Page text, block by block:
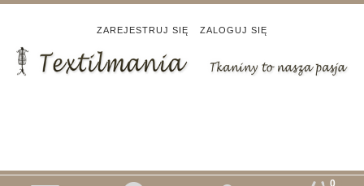
ZAREJESTRUJ SIĘ ZALOGUJ SIĘ